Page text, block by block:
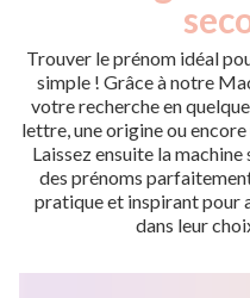
Trouver le prénom idéal
simple ! Grâce à notre
votre recherche en
lettre, une origine ou
Laissez ensuite la
des prénoms
pratique et inspirant pour
dans leur